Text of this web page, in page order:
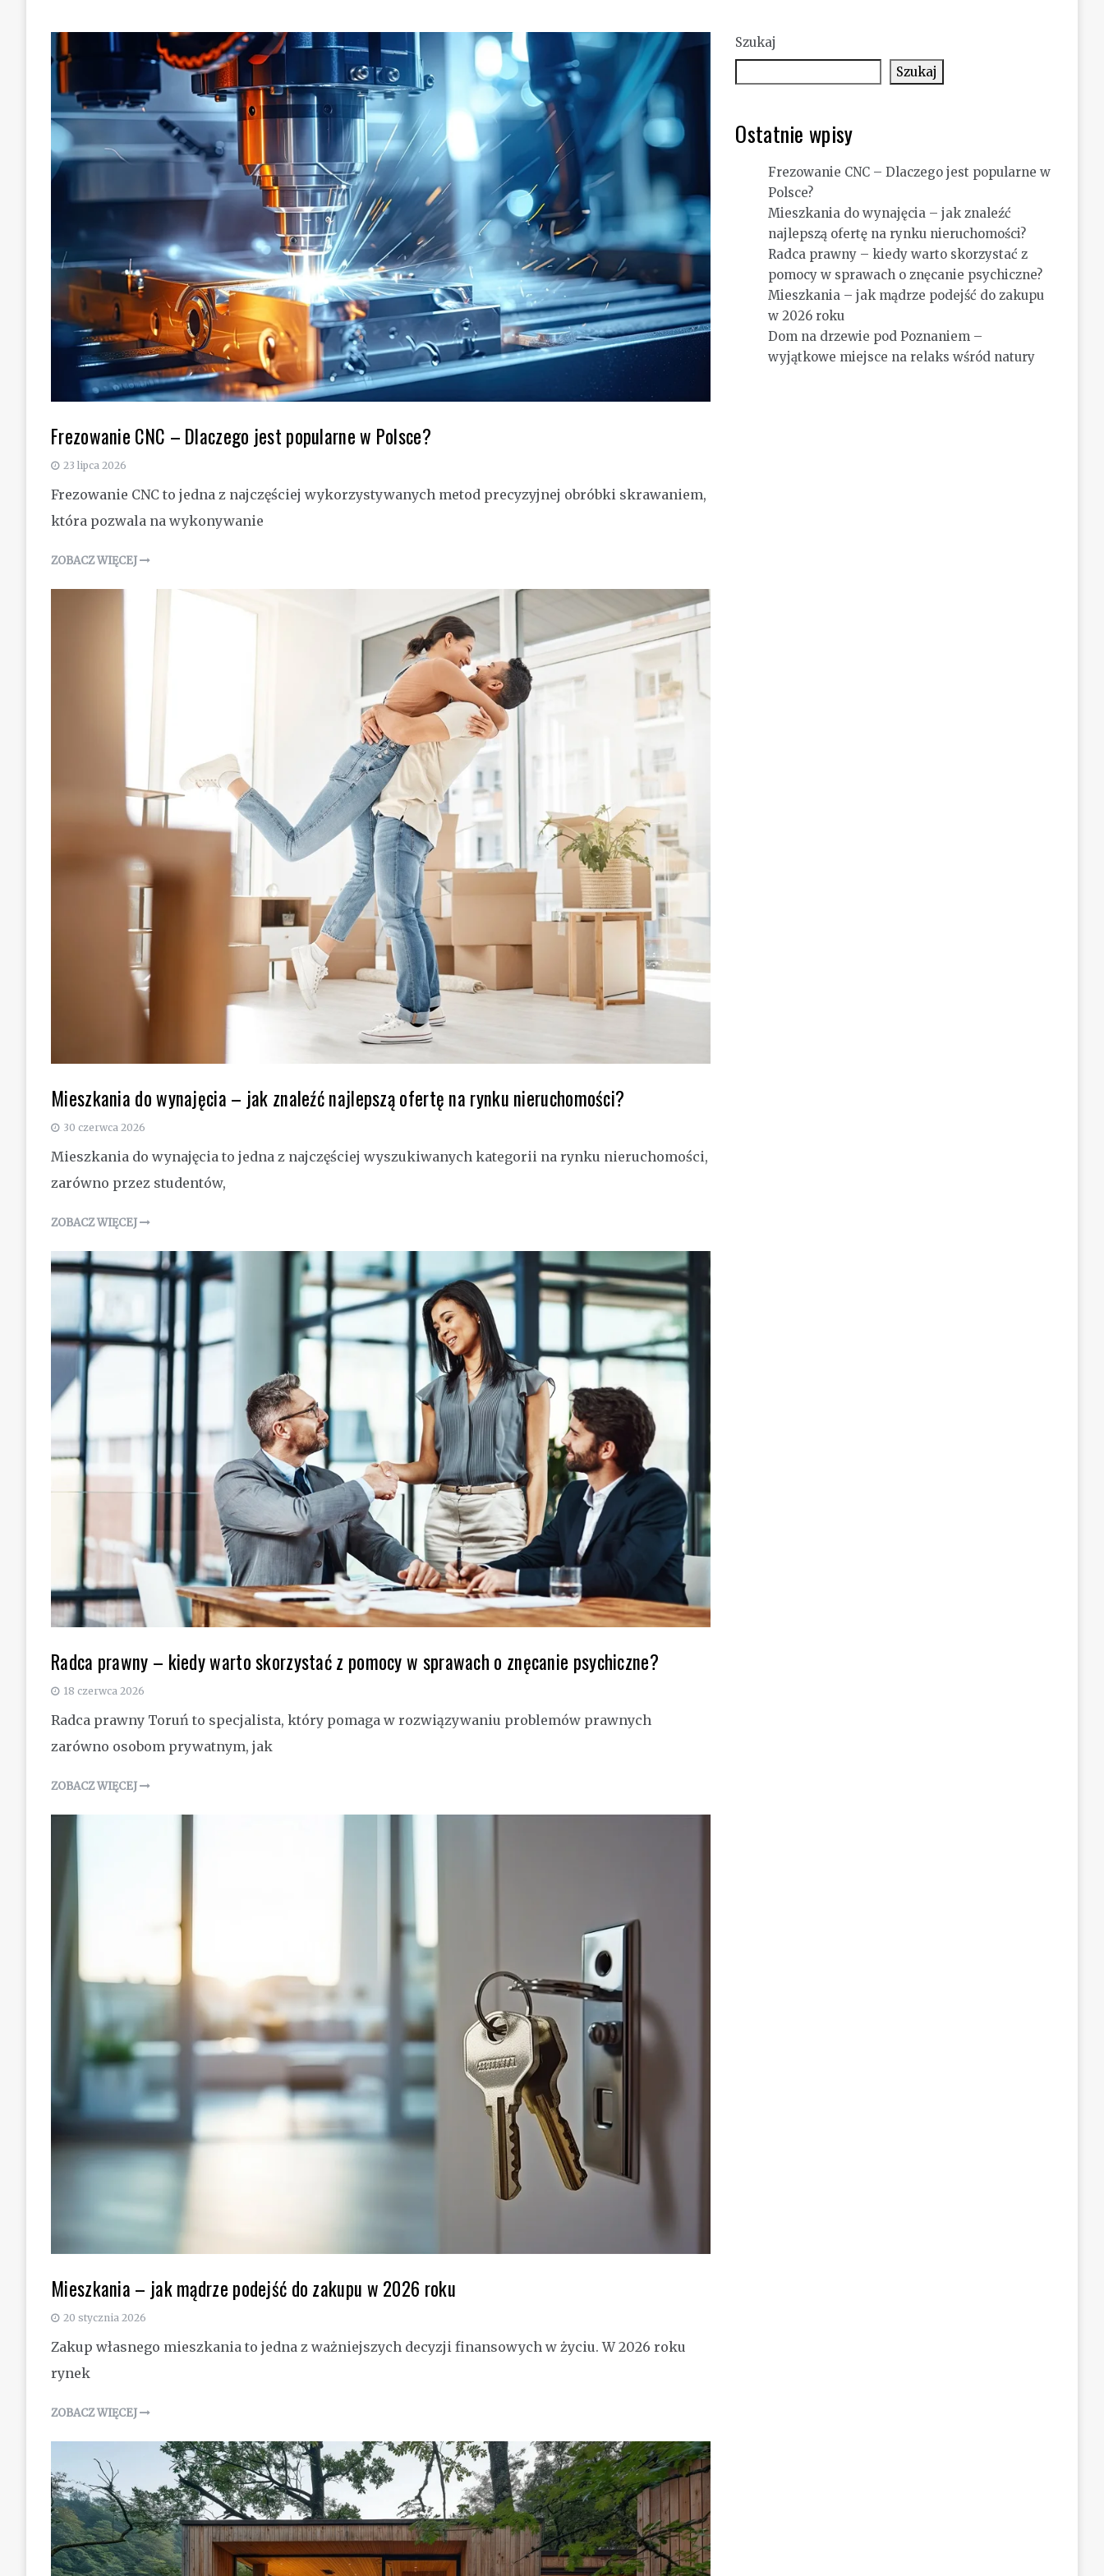
Frezowanie CNC – Dlaczego jest popularne w Polsce?
23 lipca 2026
Frezowanie CNC to jedna z najczęściej wykorzystywanych metod precyzyjnej obróbki skrawaniem,
która pozwala na wykonywanie
ZOBACZ WIĘCEJ
Mieszkania do wynajęcia – jak znaleźć najlepszą ofertę na rynku nieruchomości?
30 czerwca 2026
Mieszkania do wynajęcia to jedna z najczęściej wyszukiwanych kategorii na rynku nieruchomości,
zarówno przez studentów,
ZOBACZ WIĘCEJ
Radca prawny – kiedy warto skorzystać z pomocy w sprawach o znęcanie psychiczne?
18 czerwca 2026
Radca prawny Toruń to specjalista, który pomaga w rozwiązywaniu problemów prawnych
zarówno osobom prywatnym, jak
ZOBACZ WIĘCEJ
Mieszkania – jak mądrze podejść do zakupu w 2026 roku
20 stycznia 2026
Zakup własnego mieszkania to jedna z ważniejszych decyzji finansowych w życiu. W 2026 roku
rynek
ZOBACZ WIĘCEJ
Szukaj
Szukaj
Ostatnie wpisy
Frezowanie CNC – Dlaczego jest popularne w
Polsce?
Mieszkania do wynajęcia – jak znaleźć
najlepszą ofertę na rynku nieruchomości?
Radca prawny – kiedy warto skorzystać z
pomocy w sprawach o znęcanie psychiczne?
Mieszkania – jak mądrze podejść do zakupu
w 2026 roku
Dom na drzewie pod Poznaniem –
wyjątkowe miejsce na relaks wśród natury